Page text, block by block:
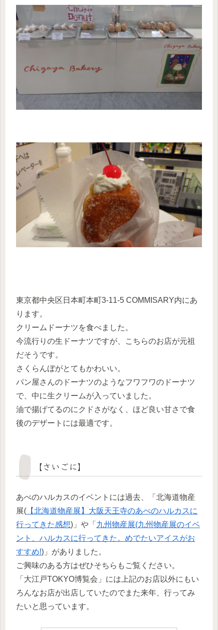
東京都中央区日本町本町3-11-5 COMMISARY内にあ
ります。
クリームドーナツを食べました。
今流行りの生ドーナツですが、こちらのお店が元祖
だそうです。
さくらんぼがとてもかわいい。
パン屋さんのドーナツのようなフワフワのドーナツ
で、中に生クリームが入っていました。
油で揚げてるのにクドさがなく、ほど良い甘さで食
後のデザートには最適です。
【さいごに】
あべのハルカスのイベントには過去、「北海道物産
展( 【北海道物産展】大阪天王寺のあべのハルカスに
行ってきた感想)」や「 九州物産展(九州物産展のイベ
ント、ハルカスに行ってきた。めでたいアイスがお
すすめ!)」がありました。
ご興味のある方はぜひそちらもご覧ください。
「大江戸TOKYO博覧会」には上記のお店以外にもい
ろんなお店が出店していたのでまた来年、行ってみ
たいと思っています。